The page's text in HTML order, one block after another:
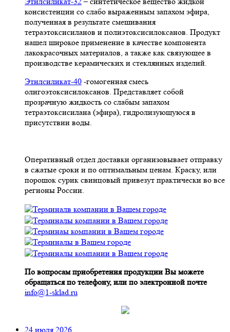
консистенции со слабо выраженным запахом эфира,
полученная в результате смешивания
тетpаэтоксисиланов и полиэтоксисилоксанов. Продукт
нашел широкое применение в качестве компонента
лакокрасочных материалов, а также как связующее в
производстве керамических и стеклянных изделий.
Этилсиликат-40 -гомогенная смесь
олигоэтоксисилоксанов. Представляет собой
прозрачную жидкость со слабым запахом
тетраэтоксисилана (эфира), гидролизующуюся в
присутствии воды.
Оперативный отдел доставки организовывает отправку
в сжатые сроки и по оптимальным ценам. Краску, или
порошок сурик свинцовый привезут практически во все
регионы России.
По вопросам приобретения продукции Вы можете
обращаться по телефону, или по электронной почте
info@1-sklad.ru
24 июля 2026